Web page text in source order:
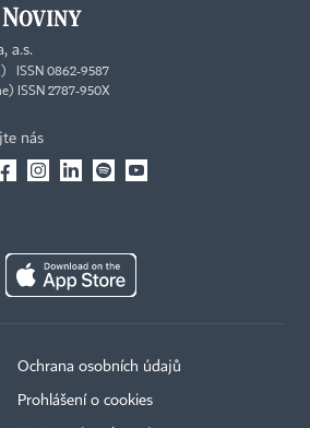
a.s.
ISSN 0862-9587
ISSN 2787-950X
nás
Ochrana osobních údajů
Prohlášení o cookies